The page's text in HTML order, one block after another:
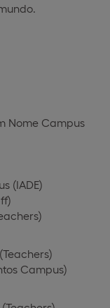
Nome Campus
(IADE)
Campus)